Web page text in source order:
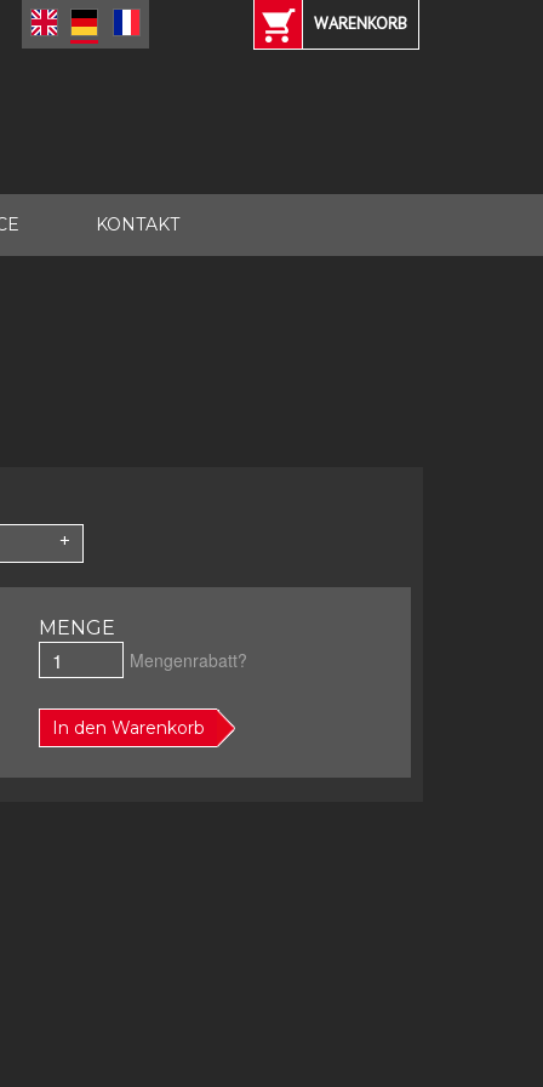
WARENKORB
KONTAKT
MENGE
Mengenrabatt?
In den Warenkorb